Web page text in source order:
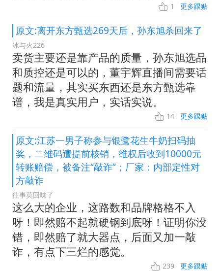
1 更多跟贴
原文:离开东方甄选269天后，孙东旭杀回来了
冰与火226
卖货主要还是靠产品的质量，孙东旭选品
和质控还是可以的，董宇辉直播间需要话
题和流量，其实买东西还是东方甄选靠
谱，我是真实用户，实话实说。
14 更多跟贴
原文:江苏一男子称参与银鹭花生牛奶扫码抽
奖，二维码遭提前核销，维权后收到10000元
转账赔偿，被备注“敲诈”；厂家：内部定性对
方敲诈
往事莫回味了
这么大的企业，这路数和品牌格格不入
呀！即然赔不起就硬钢到底呀！证明你没
错，即然赔了就大器点，后面又加一敲
诈，有点下三烂的感觉。
239 更多跟贴